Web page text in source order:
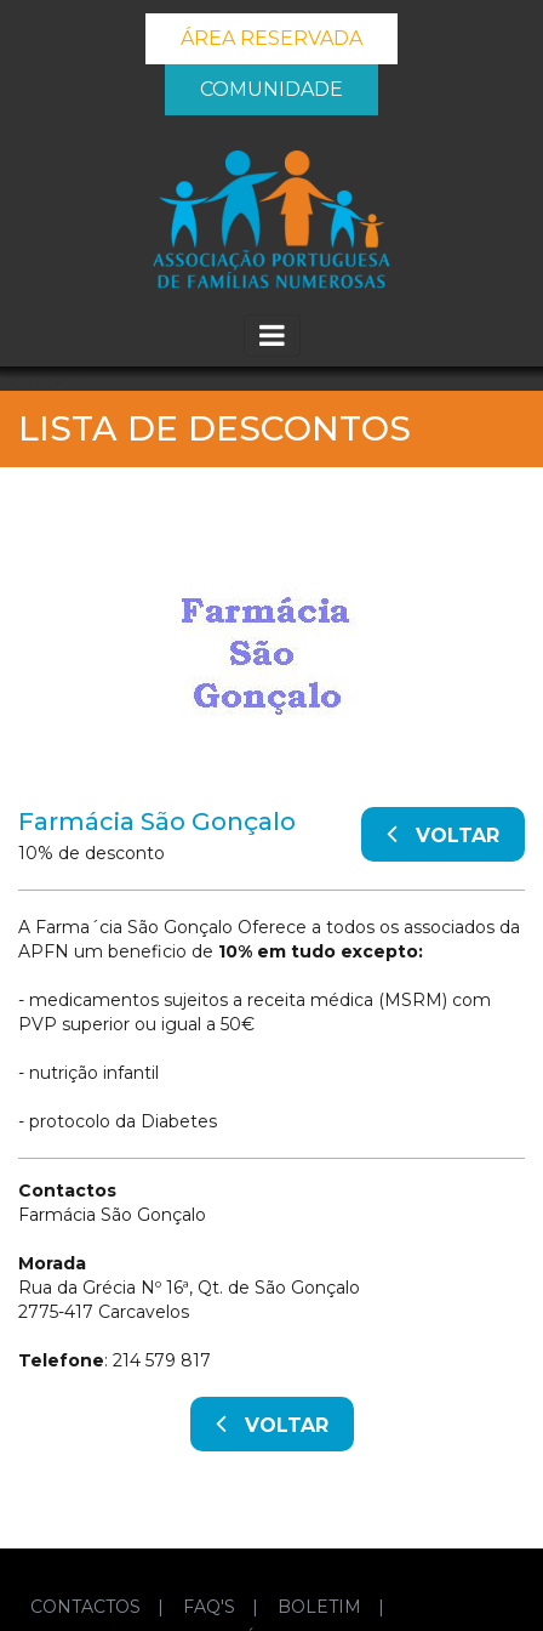
ÁREA RESERVADA
COMUNIDADE
_banner_me_
LISTA DE DESCONTOS
Farmácia São Gonçalo VOLTAR
10% de desconto
A Farma´cia São Gonçalo Oferece a todos os associados da
APFN um beneficio de 10% em tudo excepto:
- medicamentos sujeitos a receita médica (MSRM) com
PVP superior ou igual a 50€
- nutrição infantil
- protocolo da Diabetes
Contactos
Farmácia São Gonçalo
Morada
Rua da Grécia Nº 16ª, Qt. de São Gonçalo
2775-417 Carcavelos
Telefone: 214 579 817
VOLTAR
CONTACTOS | FAQ'S | BOLETIM
|